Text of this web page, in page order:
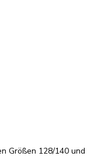
Größen 128/140